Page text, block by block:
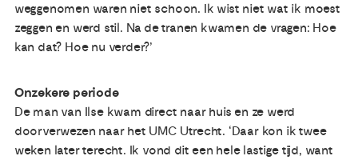
weggenomen waren niet schoon. Ik wist niet wat ik moest
zeggen en werd stil. Na de tranen kwamen de vragen: Hoe
kan dat? Hoe nu verder?’
Onzekere periode
De man van Ilse kwam direct naar huis en ze werd
doorverwezen naar het UMC Utrecht. ‘Daar kon ik twee
weken later terecht. Ik vond dit een hele lastige tijd, want